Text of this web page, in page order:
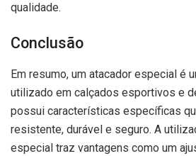
qualidade.
Conclusão
Em resumo, um atacador especial é
utilizado em calçados esportivos e
possui características específicas
resistente, durável e seguro. A
especial traz vantagens como um